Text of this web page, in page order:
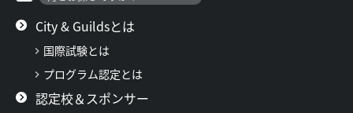
City & Guildsとは
国際試験とは
プログラム認定とは
認定校＆スポンサー